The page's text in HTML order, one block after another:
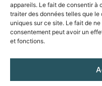
appareils. Le fait de consentir à
traiter des données telles que
uniques sur ce site. Le fait de
consentement peut avoir un
et fonctions.
Une
Contactez directement